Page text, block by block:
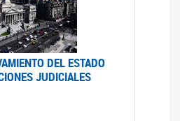
DEL ESTADO
JUDICIALES